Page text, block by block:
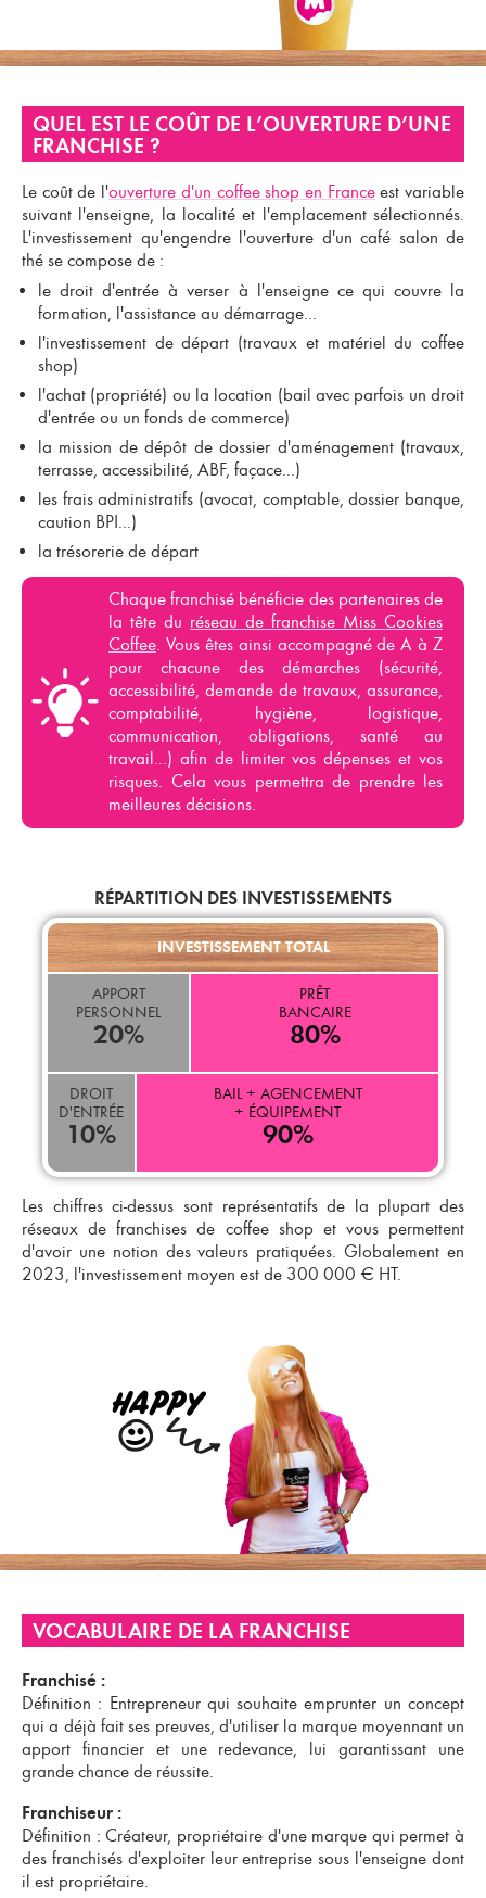
QUEL EST LE COÛT DE L’OUVERTURE D’UNE
FRANCHISE ?
Le coût de l'ouverture d'un coffee shop en Franceest variable
suivant l'enseigne, la localité et l'emplacement sélectionnés.
L'investissement qu'engendre l'ouverture d'un café salon de
thé se compose de :
le droit d'entrée à verser à l'enseigne ce qui couvre la
formation, l'assistance au démarrage...
l'investissement de départ (travaux et matériel du coffee
shop)
l'achat (propriété) ou la location (bail avec parfois un droit
d'entrée ou un fonds de commerce)
la mission de dépôt de dossier d'aménagement (travaux,
terrasse, accessibilité, ABF, façace...)
les frais administratifs (avocat, comptable, dossier banque,
caution BPI...)
la trésorerie de départ
Chaque franchisé bénéficie des partenaires de
la tête du réseau de franchise Miss Cookies
Coffee Vous êtes ainsi accompagné de A à Z
pour chacune des démarches (sécurité,
accessibilité, demande de travaux, assurance,
comptabilité, hygiène, logistique,
communication, obligations, santé au
travail...) afin de limiter vos dépenses et vos
risques. Cela vous permettra de prendre les
meilleures décisions.
RÉPARTITION DES INVESTISSEMENTS
INVESTISSEMENT TOTAL
APPORT
PERSONNEL
20%
PRÊT
BANCAIRE
80%
DROIT
D'ENTRÉE
10%
BAIL + AGENCEMENT
+ ÉQUIPEMENT
90%
Les chiffres ci-dessus sont représentatifs de la plupart des
réseaux defranchises de coffee shopet vous permettent
d'avoir une notion des valeurs pratiquées. Globalement en
2023, l'investissement moyen est de 300 000 € HT.
VOCABULAIRE DE LA FRANCHISE
Franchisé :
Définition : Entrepreneur qui souhaite emprunter un concept
qui a déjà fait ses preuves, d'utiliser la marque moyennant un
apport financier et une redevance, lui garantissant une
grande chance de réussite.
Franchiseur :
Définition : Créateur, propriétaire d'une marque qui permet à
des franchisés d'exploiter leur entreprise sous l'enseigne dont
il est propriétaire.